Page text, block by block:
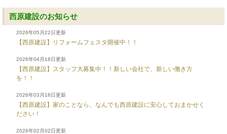
西原建設のお知らせ
2026年05月22日更新
【西原建設】リフォームフェスタ開催中！！
2026年04月18日更新
【西原建設】スタッフ大募集中！！新しい会社で、新しい働き方
を！！
2026年03月18日更新
【西原建設】家のことなら、なんでも西原建設に安心しておまかせく
ださい！
2026年02月02日更新